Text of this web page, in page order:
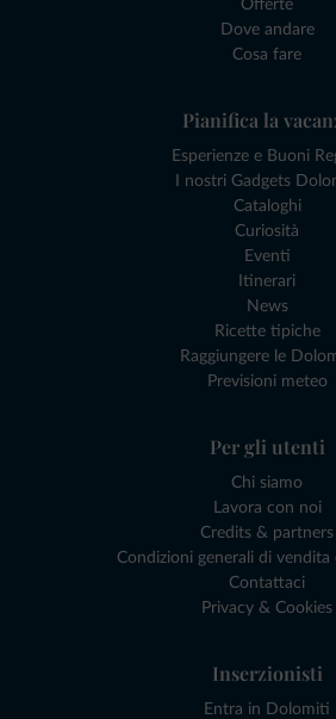
Offerte
Dove andare
Cosa fare
Pianifica la
Esperienze e Buoni
I nostri Gadgets
Cataloghi
Curiosità
Eventi
Itinerari
News
Ricette tipiche
Raggiungere le
Previsioni meteo
Per gli utenti
Chi siamo
Lavora con noi
Credits & partners
Condizioni generali di vendita
Contattaci
Privacy & Cookies
Inserzionisti
Entra in Dolomiti